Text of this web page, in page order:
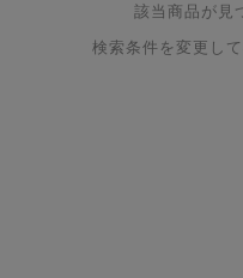
該当商品が見
検索条件を変更し